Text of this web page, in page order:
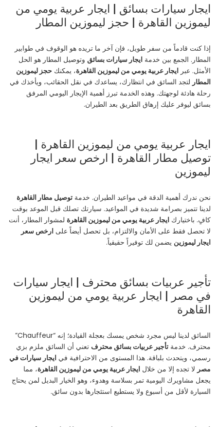
ايجار سيارات بسائق | ايجار عربية يومي من
ليموزين القاهرة | حجز ليموزين المطار
إذا كنت قادماً من سفر طويل، فإن آخر ما تريده هو الوقوف في طوابير
المطار. الجمع بين خدمة ايجار سيارات بسائق وتوصيل المطار هو الحل
الأمثل. عبر ايجار عربية يومي من ليموزين القاهرة، يمكنك حجز ليموزين
المطار لتجد السائق في انتظارك، يساعدك في نقل الحقائب، ويأخذك في
رحلة هادئة لوجهتك. وهذه الخدمة تبرز أهمية الإيجار اليومي المرفق
بسائق ليوفر عليك إرهاق الطريق بعد الطيران.
ايجار عربية يومي من ليموزين القاهرة |
توصيل مطار القاهرة | ارخص سعر ايجار
ليموزين
نحن ندرك أهمية الدقة في مواعيد الطيران. خدمة توصيل مطار القاهرة
لدينا تتميز بصرامة شديدة في المواعيد. سيارتك تصلك قبل الموعد بوقت
كافٍ. باختيارك ايجار عربية يومي من ليموزين القاهرة لمشوار المطار، أنت
لا تحصل فقط على الأمان والالتزام، بل تحصل أيضاً على ارخص سعر
ايجار ليموزين يضمن لك توفيراً حقيقياً.
تأجير عربيات بسائق محترف | ايجار سيارات
في مصر | ايجار عربية يومي من ليموزين
القاهرة
السائق لدينا ليس مجرد شخص يمسك بعجلة القيادة؛ إنه “Chauffeur”
محترف. خدمة تأجير عربيات بسائق محترف تعني أن السائق ملزم بزي
رسمي، ويتحدث بلباقة. هذا المستوى من الاحترافية في ايجار سيارات في
مصر لا تجده إلا من خلال ايجار عربية يومي من ليموزين القاهرة، مما
يجعل مشاويرك اليومية تمر بسلاسة وهدوء، وهو الخيار البديل لمن يحتاج
السيارة لأقل من أسبوع ولا يستطيع استئجارها بدون سائق.